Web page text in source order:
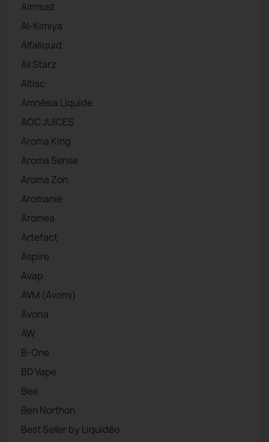
Airmust
Al-Kimiya
Alfaliquid
All Starz
Altisc
Amnésia Liquide
AOC JUICES
Aroma King
Aroma Sense
Aroma Zon
Aromanie
Aromea
Artefact
Aspire
Avap
AVM (Avomi)
Avoria
AW
B-One
BD Vape
Bee
Ben Northon
Best Seller by Liquidéo